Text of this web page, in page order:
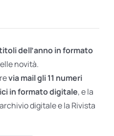
dell’anno in formato
novità.
via mail gli 11 numeri
in formato digitale, e la
digitale e la Rivista